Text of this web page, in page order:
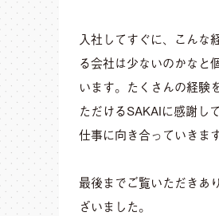
入社してすぐに、こんな
る会社は少ないのかなと
います。たくさんの経験
ただけるSAKAIに感謝し
仕事に向き合っていきます
最後までご覧いただきあ
ざいました。